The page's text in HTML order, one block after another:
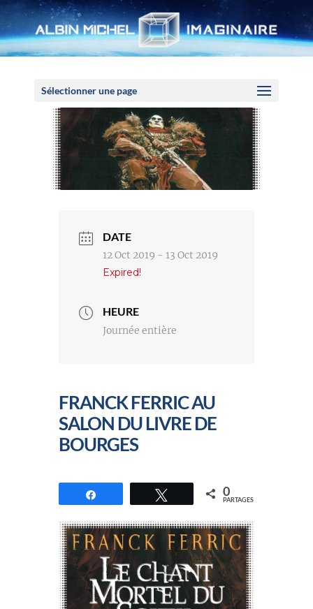
Sélectionner une page
DATE
12 Oct 2019 - 13 Oct 2019
Expired!
HEURE
Journée entière
FRANCK FERRIC AU
SALON DU LIVRE DE
BOURGES
Tweetez 0
PARTAGES
Panneau de gestion des cookies